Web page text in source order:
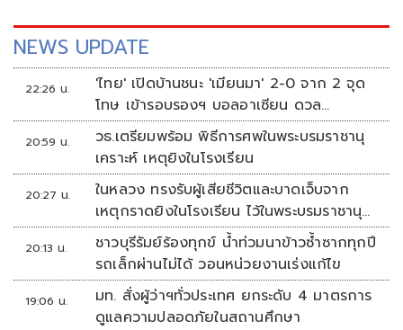
NEWS UPDATE
22:26 น.
'ไทย' เปิดบ้านชนะ 'เมียนมา' 2-0 จาก 2 จุด
โทษ เข้ารอบรองฯ บอลอาเซียน ดวล
'สิงคโปร์'
20:59 น.
วธ.เตรียมพร้อม พิธีการศพในพระบรมราชานุ
เคราะห์ เหตุยิงในโรงเรียน
20:27 น.
ในหลวง ทรงรับผู้เสียชีวิตและบาดเจ็บจาก
เหตุกราดยิงในโรงเรียน ไว้ในพระบรมราชานุ
เคราะห์
20:13 น.
ชาวบุรีรัมย์ร้องทุกข์ น้ำท่วมนาข้าวซ้ำซากทุกปี
รถเล็กผ่านไม่ได้ วอนหน่วยงานเร่งแก้ไข
19:06 น.
มท. สั่งผู้ว่าฯทั่วประเทศ ยกระดับ 4 มาตรการ
ดูแลความปลอดภัยในสถานศึกษา